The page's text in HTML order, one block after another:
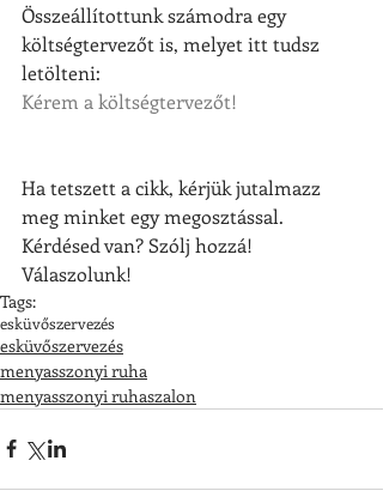
Összeállítottunk számodra egy
költségtervezőt is, melyet itt tudsz
letölteni:
Kérem a költségtervezőt!
Ha tetszett a cikk, kérjük jutalmazz
meg minket egy megosztással.
Kérdésed van? Szólj hozzá!
Válaszolunk!
Tags:
esküvőszervezés
esküvőszervezés
menyasszonyi ruha
menyasszonyi ruhaszalon